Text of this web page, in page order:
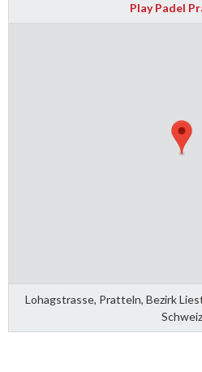
Play Padel
Lohagstrasse, Pratteln, Bezirk
Schweiz